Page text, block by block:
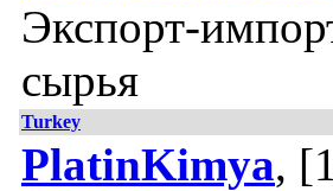
Экспорт-
сырья
Turkey
PlatinKimya,